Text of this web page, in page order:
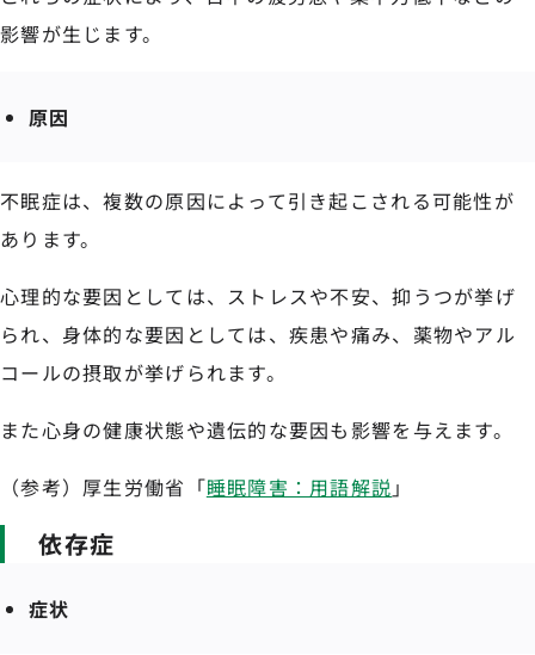
影響が生じます。
原因
不眠症は、複数の原因によって引き起こされる可能性が
あります。
心理的な要因としては、ストレスや不安、抑うつが挙げ
られ、身体的な要因としては、疾患や痛み、薬物やアル
コールの摂取が挙げられます。
また心身の健康状態や遺伝的な要因も影響を与えます。
（参考）厚生労働省「睡眠障害：用語解説 」
依存症
症状